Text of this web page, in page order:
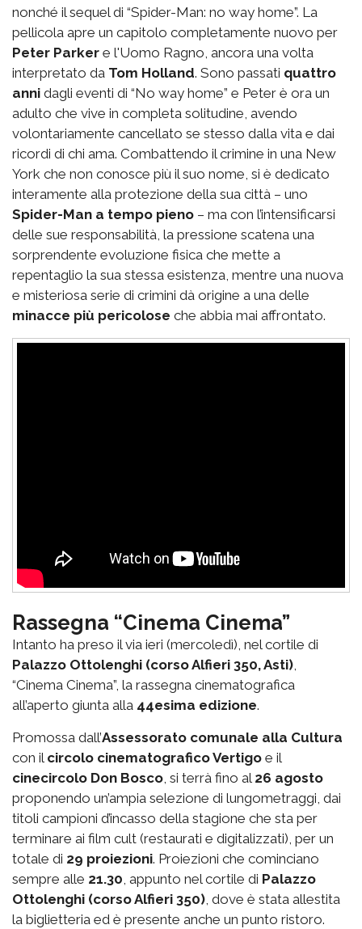
nonché il sequel di “Spider-Man: no way home”. La
pellicola apre un capitolo completamente nuovo per
Peter Parker e l'Uomo Ragno, ancora una volta
interpretato da Tom Holland. Sono passati quattro
anni dagli eventi di “No way home” e Peter è ora un
adulto che vive in completa solitudine, avendo
volontariamente cancellato se stesso dalla vita e dai
ricordi di chi ama. Combattendo il crimine in una New
York che non conosce più il suo nome, si è dedicato
interamente alla protezione della sua città – uno
Spider-Man a tempo pieno – ma con l’intensificarsi
delle sue responsabilità, la pressione scatena una
sorprendente evoluzione fisica che mette a
repentaglio la sua stessa esistenza, mentre una nuova
e misteriosa serie di crimini dà origine a una delle
minacce più pericolose che abbia mai affrontato.
Rassegna “Cinema Cinema”
Intanto ha preso il via ieri (mercoledì), nel cortile di
Palazzo Ottolenghi (corso Alfieri 350, Asti),
“Cinema Cinema”, la rassegna cinematografica
all’aperto giunta alla 44esima edizione.
Promossa dall’Assessorato comunale alla Cultura
con il circolo cinematografico Vertigo e il
cinecircolo Don Bosco, si terrà fino al 26 agosto
proponendo un’ampia selezione di lungometraggi, dai
titoli campioni d’incasso della stagione che sta per
terminare ai film cult (restaurati e digitalizzati), per un
totale di 29 proiezioni. Proiezioni che cominciano
sempre alle 21.30, appunto nel cortile di Palazzo
Ottolenghi (corso Alfieri 350), dove è stata allestita
la biglietteria ed è presente anche un punto ristoro.